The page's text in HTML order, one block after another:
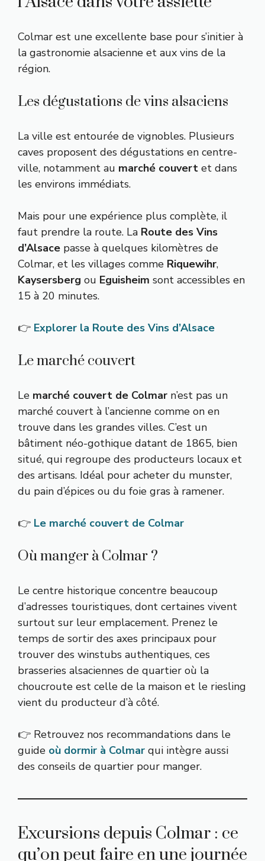
Colmar est une excellente base pour s’initier à
la gastronomie alsacienne et aux vins de la
région.
Les dégustations de vins alsaciens
La ville est entourée de vignobles. Plusieurs
caves proposent des dégustations en centre-
ville, notamment au marché couvert et dans
les environs immédiats.
Mais pour une expérience plus complète, il
faut prendre la route. La Route des Vins
d’Alsace passe à quelques kilomètres de
Colmar, et les villages comme Riquewihr,
Kaysersberg ou Eguisheim sont accessibles en
15 à 20 minutes.
👉 Explorer la Route des Vins d’Alsace
Le marché couvert
Le marché couvert de Colmar n’est pas un
marché couvert à l’ancienne comme on en
trouve dans les grandes villes. C’est un
bâtiment néo-gothique datant de 1865, bien
situé, qui regroupe des producteurs locaux et
des artisans. Idéal pour acheter du munster,
du pain d’épices ou du foie gras à ramener.
👉 Le marché couvert de Colmar
Où manger à Colmar ?
Le centre historique concentre beaucoup
d’adresses touristiques, dont certaines vivent
surtout sur leur emplacement. Prenez le
temps de sortir des axes principaux pour
trouver des winstubs authentiques, ces
brasseries alsaciennes de quartier où la
choucroute est celle de la maison et le riesling
vient du producteur d’à côté.
👉 Retrouvez nos recommandations dans le
guide où dormir à Colmar qui intègre aussi
des conseils de quartier pour manger.
Excursions depuis Colmar : ce
qu’on peut faire en une journée